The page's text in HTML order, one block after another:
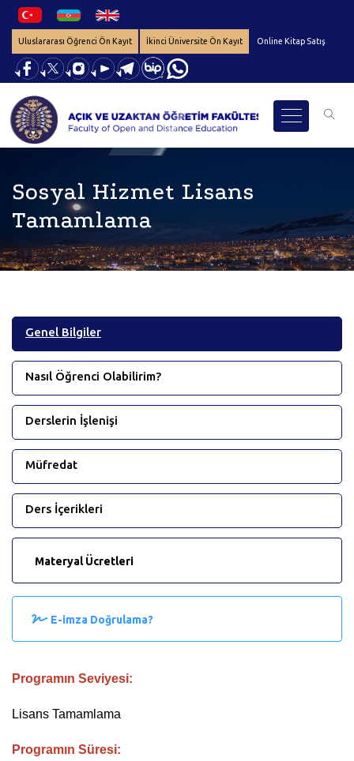
Uluslararası Öğrenci Ön Kayıt İkinci Üniversite Ön Kayıt Online Kitap Satış
Sosyal Hizmet Lisans
Tamamlama
Genel Bilgiler
Nasıl Öğrenci Olabilirim?
Derslerin İşlenişi
Müfredat
Ders İçerikleri
Materyal Ücretleri
E-imza Doğrulama?
Programın Seviyesi:
Lisans Tamamlama
Programın Süresi: